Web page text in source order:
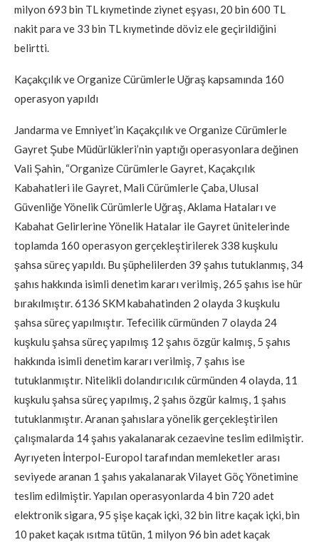
milyon 693 bin TL kıymetinde ziynet eşyası, 20 bin 600 TL
nakit para ve 33 bin TL kıymetinde döviz ele geçirildiğini
belirtti.
Kaçakçılık ve Organize Cürümlerle Uğraş kapsamında 160
operasyon yapıldı
Jandarma ve Emniyet’in Kaçakçılık ve Organize Cürümlerle
Gayret Şube Müdürlükleri’nin yaptığı operasyonlara değinen
Vali Şahin, “Organize Cürümlerle Gayret, Kaçakçılık
Kabahatleri ile Gayret, Mali Cürümlerle Çaba, Ulusal
Güvenliğe Yönelik Cürümlerle Uğraş, Aklama Hataları ve
Kabahat Gelirlerine Yönelik Hatalar ile Gayret ünitelerinde
toplamda 160 operasyon gerçekleştirilerek 338 kuşkulu
şahsa süreç yapıldı. Bu şüphelilerden 39 şahıs tutuklanmış, 34
şahıs hakkında isimli denetim kararı verilmiş, 265 şahıs ise hür
bırakılmıştır. 6136 SKM kabahatinden 2 olayda 3 kuşkulu
şahsa süreç yapılmıştır. Tefecilik cürmünden 7 olayda 24
kuşkulu şahsa süreç yapılmış 12 şahıs özgür kalmış, 5 şahıs
hakkında isimli denetim kararı verilmiş, 7 şahıs ise
tutuklanmıştır. Nitelikli dolandırıcılık cürmünden 4 olayda, 11
kuşkulu şahsa süreç yapılmış, 2 şahıs özgür kalmış, 1 şahıs
tutuklanmıştır. Aranan şahıslara yönelik gerçekleştirilen
çalışmalarda 14 şahıs yakalanarak cezaevine teslim edilmiştir.
Ayrıyeten İnterpol-Europol tarafından memleketler arası
seviyede aranan 1 şahıs yakalanarak Vilayet Göç Yönetimine
teslim edilmiştir. Yapılan operasyonlarda 4 bin 720 adet
elektronik sigara, 95 şişe kaçak içki, 32 bin litre kaçak içki, bin
10 paket kaçak ısıtma tütün, 1 milyon 96 bin adet kaçak